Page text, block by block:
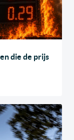
die de prijs